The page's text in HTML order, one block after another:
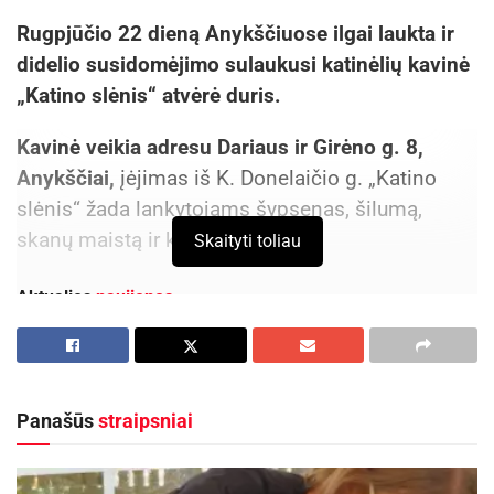
Rugpjūčio 22 dieną Anykščiuose ilgai laukta ir
didelio susidomėjimo sulaukusi katinėlių kavinė
„Katino slėnis“ atvėrė duris.
Kavinė veikia adresu Dariaus ir Girėno g. 8,
Anykščiai, įėjimas iš K. Donelaičio g. „Katino
slėnis“ žada lankytojams šypsenas, šilumą,
skanų maistą ir katinų draugiją.
Aktualios naujienos
Kviečiama dalyvauti visoje Lietuvoje
„Kėdainiai abipus Nevėžio“!
Skaityti toliau
Panašūsstraipsniai